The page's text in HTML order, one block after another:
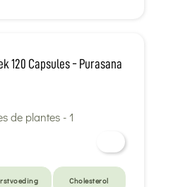
120 Capsules - Purasana
Cholesterol